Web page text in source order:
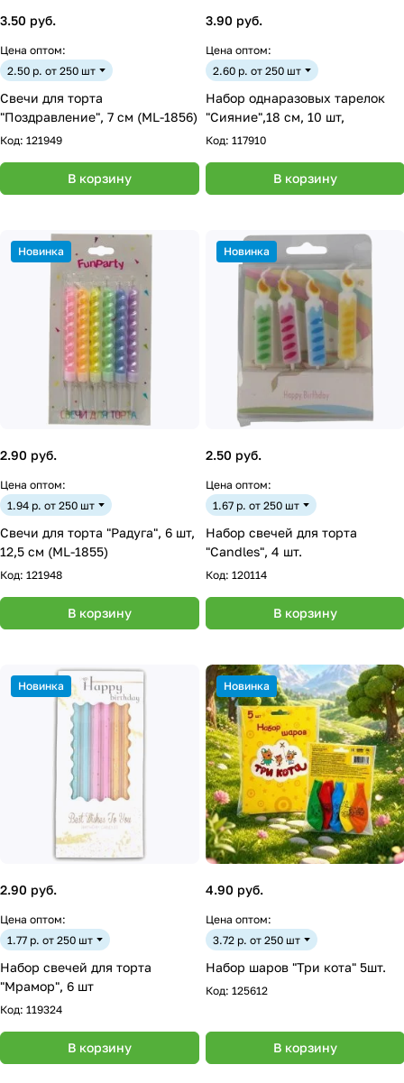
3.50 руб.
Цена оптом:
2.50 р. от 250 шт
Свечи для торта
"Поздравление", 7 см (ML-1856)
Код: 121949
В корзину
3.90 руб.
Цена оптом:
2.60 р. от 250 шт
Набор однаразовых тарелок
"Сияние",18 см, 10 шт,
Код: 117910
В корзину
Новинка
2.90 руб.
Цена оптом:
1.94 р. от 250 шт
Свечи для торта "Радуга", 6 шт,
12,5 см (ML-1855)
Код: 121948
В корзину
Новинка
2.50 руб.
Цена оптом:
1.67 р. от 250 шт
Набор свечей для торта
"Candles", 4 шт.
Код: 120114
В корзину
Новинка
2.90 руб.
Цена оптом:
1.77 р. от 250 шт
Набор свечей для торта
"Мрамор", 6 шт
Код: 119324
В корзину
Новинка
4.90 руб.
Цена оптом:
3.72 р. от 250 шт
Набор шаров "Три кота" 5шт.
Код: 125612
В корзину